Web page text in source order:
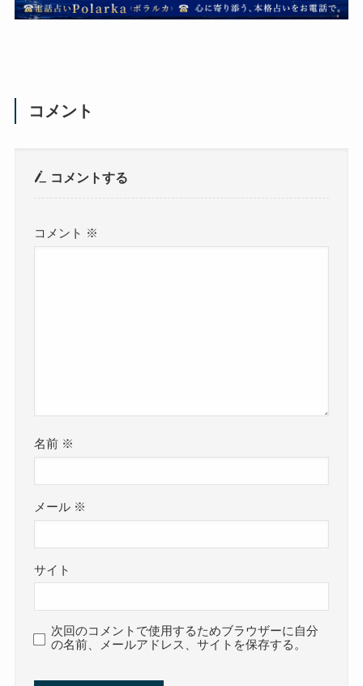
コメント
コメントする
コメント ※
名前 ※
メール ※
サイト
次回のコメントで使用するためブラウザーに自分
の名前、メールアドレス、サイトを保存する。